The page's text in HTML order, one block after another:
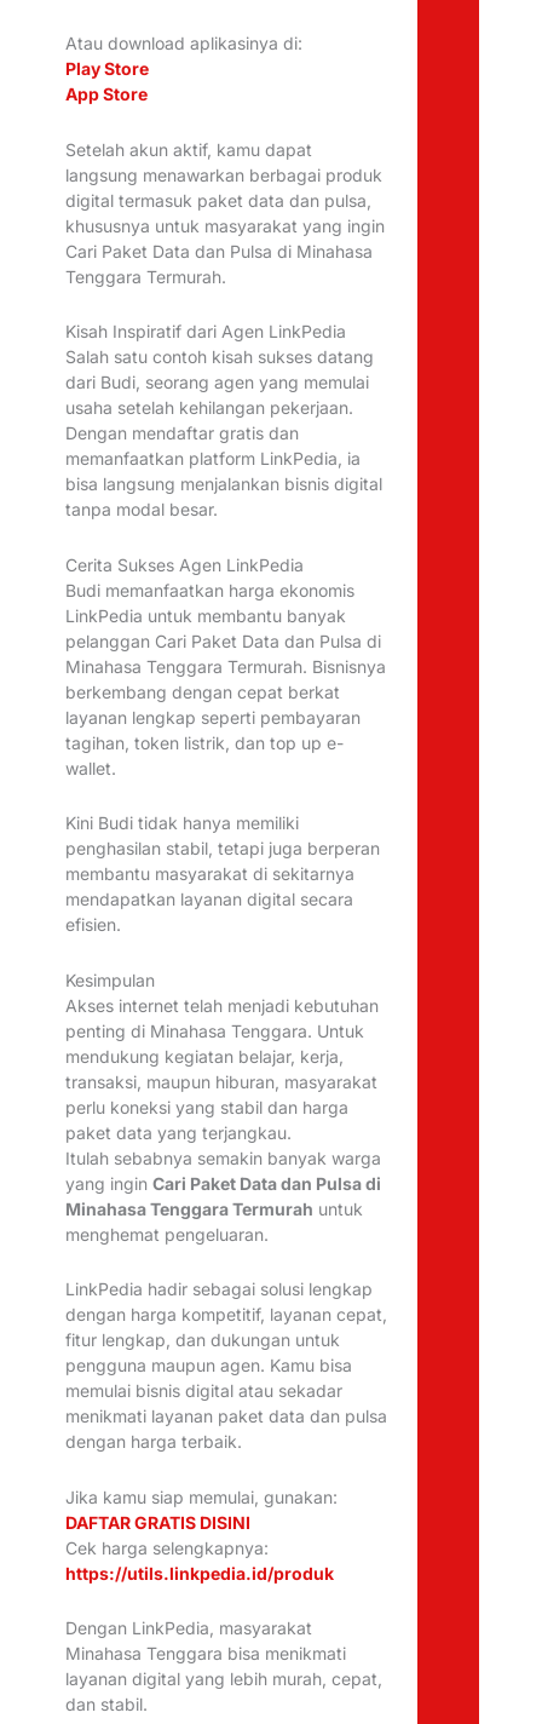
Atau download aplikasinya di:
Play Store
App Store
Setelah akun aktif, kamu dapat
langsung menawarkan berbagai produk
digital termasuk paket data dan pulsa,
khususnya untuk masyarakat yang ingin
Cari Paket Data dan Pulsa di Minahasa
Tenggara Termurah.
Kisah Inspiratif dari Agen LinkPedia
Salah satu contoh kisah sukses datang
dari Budi, seorang agen yang memulai
usaha setelah kehilangan pekerjaan.
Dengan mendaftar gratis dan
memanfaatkan platform LinkPedia, ia
bisa langsung menjalankan bisnis digital
tanpa modal besar.
Cerita Sukses Agen LinkPedia
Budi memanfaatkan harga ekonomis
LinkPedia untuk membantu banyak
pelanggan Cari Paket Data dan Pulsa di
Minahasa Tenggara Termurah. Bisnisnya
berkembang dengan cepat berkat
layanan lengkap seperti pembayaran
tagihan, token listrik, dan top up e-
wallet.
Kini Budi tidak hanya memiliki
penghasilan stabil, tetapi juga berperan
membantu masyarakat di sekitarnya
mendapatkan layanan digital secara
efisien.
Kesimpulan
Akses internet telah menjadi kebutuhan
penting di Minahasa Tenggara. Untuk
mendukung kegiatan belajar, kerja,
transaksi, maupun hiburan, masyarakat
perlu koneksi yang stabil dan harga
paket data yang terjangkau.
Itulah sebabnya semakin banyak warga
yang inginCari Paket Data dan Pulsa di
Minahasa Tenggara Termurah untuk
menghemat pengeluaran.
LinkPedia hadir sebagai solusi lengkap
dengan harga kompetitif, layanan cepat,
fitur lengkap, dan dukungan untuk
pengguna maupun agen. Kamu bisa
memulai bisnis digital atau sekadar
menikmati layanan paket data dan pulsa
dengan harga terbaik.
Jika kamu siap memulai, gunakan:
DAFTAR GRATIS DISINI
Cek harga selengkapnya:
https://utils.linkpedia.id/produk
Dengan LinkPedia, masyarakat
Minahasa Tenggara bisa menikmati
layanan digital yang lebih murah, cepat,
dan stabil.